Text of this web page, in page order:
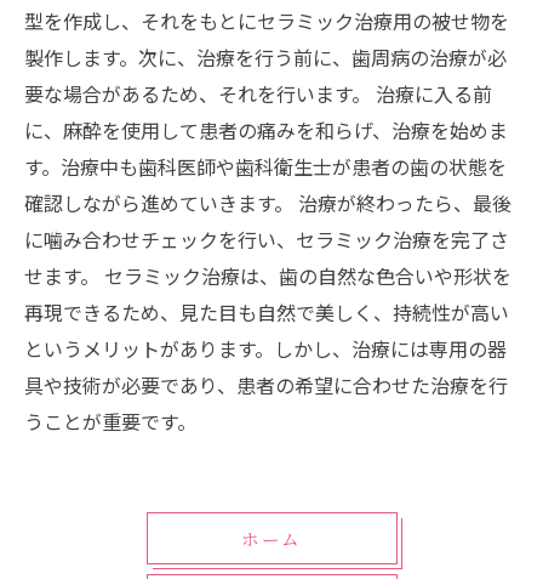
型を作成し、それをもとにセラミック治療用の被せ物を
製作します。次に、治療を行う前に、歯周病の治療が必
要な場合があるため、それを行います。 治療に入る前
に、麻酔を使用して患者の痛みを和らげ、治療を始めま
す。治療中も歯科医師や歯科衛生士が患者の歯の状態を
確認しながら進めていきます。 治療が終わったら、最後
に噛み合わせチェックを行い、セラミック治療を完了さ
せます。 セラミック治療は、歯の自然な色合いや形状を
再現できるため、見た目も自然で美しく、持続性が高い
というメリットがあります。しかし、治療には専用の器
具や技術が必要であり、患者の希望に合わせた治療を行
うことが重要です。
ホーム